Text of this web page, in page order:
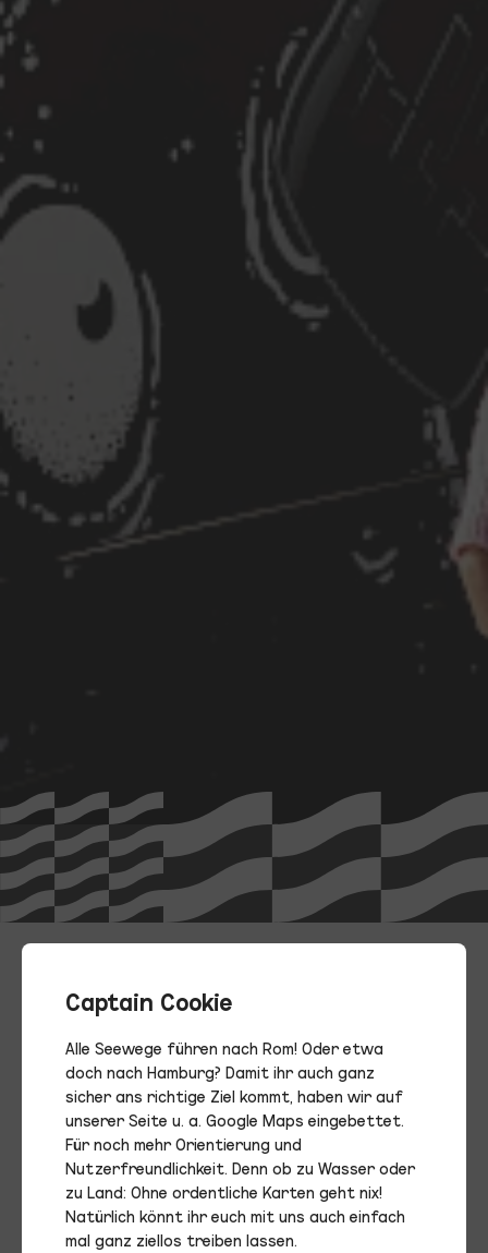
Die HADAG transportiert
Marken – die beweglichste
maritime Mediafläche.
Wir bringen eure Marke ins ganz große
Media-Fahrwasser. Die Hamburger Ikonen
liefern einen Auftritt, dem sich niemand
Captain Cookie
Alle Seewege führen nach Rom! Oder etwa
doch nach Hamburg? Damit ihr auch ganz
sicher ans richtige Ziel kommt, haben wir auf
unserer Seite u. a. Google Maps eingebettet.
Für noch mehr Orientierung und
Nutzerfreundlichkeit. Denn ob zu Wasser oder
zu Land: Ohne ordentliche Karten geht nix!
Natürlich könnt ihr euch mit uns auch einfach
mal ganz ziellos treiben lassen.